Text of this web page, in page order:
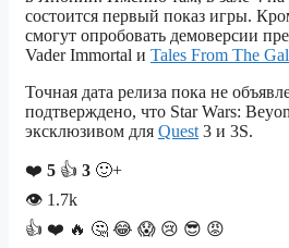
состоится первый показ игры.
смогут опробовать демоверсии
Vader Immortal и Tales From The
Точная дата релиза пока не
подтверждено, что Star Wars:
эксклюзивом для Quest 3 и 3S.
❤️ 5 👍 3 🙂+
👁 1.7k
👍 ❤️ 🔥 🤔 😂 😱 😢 😎 😡